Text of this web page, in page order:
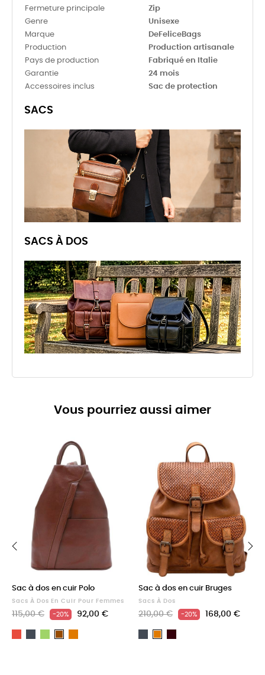
Fermeture principale
Zip
Genre
Unisexe
Marque
DeFeliceBags
Production
Production artisanale
Pays de production
Fabriqué en Italie
Garantie
24 mois
Accessoires inclus
Sac de protection
SACS
SACS À DOS
Vous pourriez aussi aimer
Sac à dos en cuir Polo
Sacs À Dos En Cuir Pour Femmes
115,00 € -20% 92,00 €
Sac à dos en cuir Bruges
Sacs À Dos
210,00 € -20% 168,00 €